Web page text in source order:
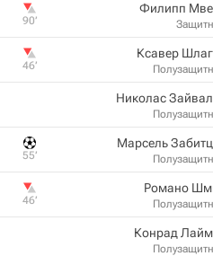
Филипп
90‎’‎
Ксавер
46‎’‎
Николас
Марсель
55‎’‎
Романо
46‎’‎
Конрад